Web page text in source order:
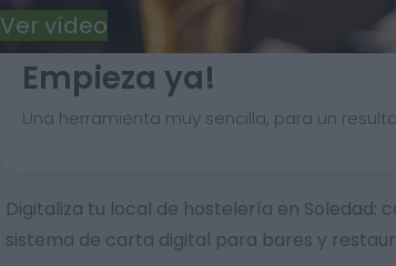
Empieza ya!
Una herramienta muy sencilla, para un
Digitaliza tu local de hostelería en Soledad:
sistema de carta digital para bares y
Ver vídeo